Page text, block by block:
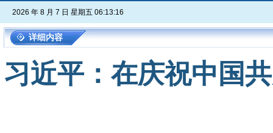
2026 年 8 月 7 日 星期五 06:13:18
详细内容
习近平：在庆祝中国